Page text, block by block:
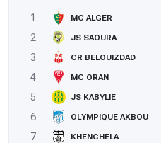
1 MC ALGER
2
JS SAOURA
3
CR BELOUIZDAD
4
MC ORAN
5
JS KABYLIE
6
OLYMPIQUE AKBOU
7
KHENCHELA